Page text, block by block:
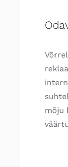
mõju